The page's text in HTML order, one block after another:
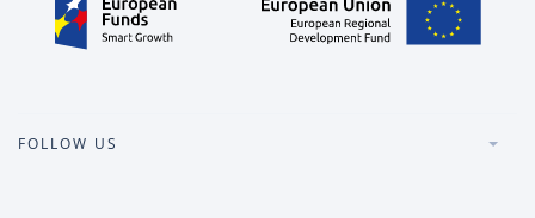
FOLLOW US